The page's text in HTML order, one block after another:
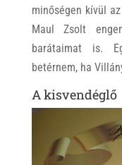
minőségen kívül
Maul Zsolt
barátaimat is.
betérnem, ha
A kisvendéglő